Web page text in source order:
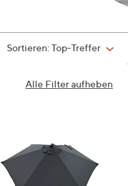
Sortieren:Top-Treffer
Alle Filter aufheben